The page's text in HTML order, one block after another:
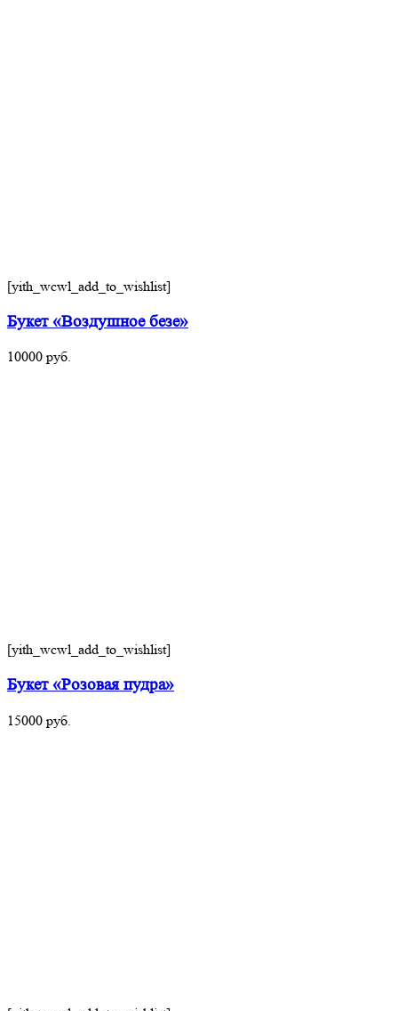
[yith_wcwl_add_to_wishlist]
Букет «Воздушное безе»
10000 руб.
[yith_wcwl_add_to_wishlist]
Букет «Розовая пудра»
15000 руб.